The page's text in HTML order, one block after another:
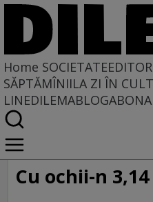
Home SOCIETATE
SĂPTĂMÎNIILA ZI ÎN
LINEDILEMABLOG
Home
Societate
LA SINGULAR ȘI LA PLURAL
Cu ochii-n 3,14